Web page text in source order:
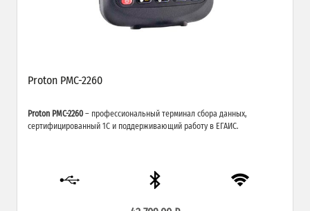
Proton PMC-2260
Proton PMC-2260 – профессиональный терминал сбора данных,
сертифицированный 1С и поддерживающий работу в ЕГАИС.